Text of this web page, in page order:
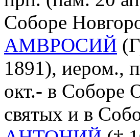
Соборе
АМВРОСИЙ
1891), иером.,
окт.- в Соборе
святых и в